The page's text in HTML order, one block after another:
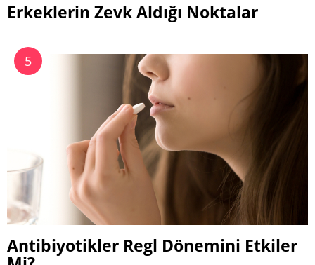
Erkeklerin Zevk Aldığı Noktalar
Antibiyotikler Regl Dönemini Etkiler